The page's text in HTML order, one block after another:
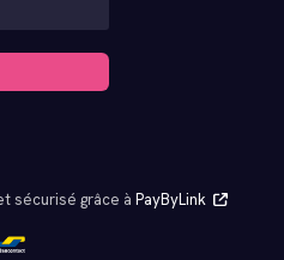
sécurisé grâce àPayByLink